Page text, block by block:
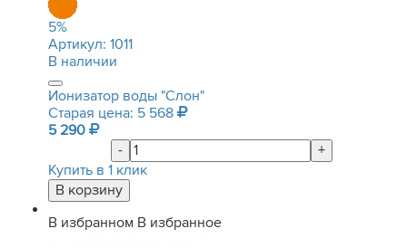
5%
Артикул: 1011
В наличии
Ионизатор воды "Слон"
Старая цена: 5 568
5 290
-
+
Купить в 1 клик
В избранном В избранное